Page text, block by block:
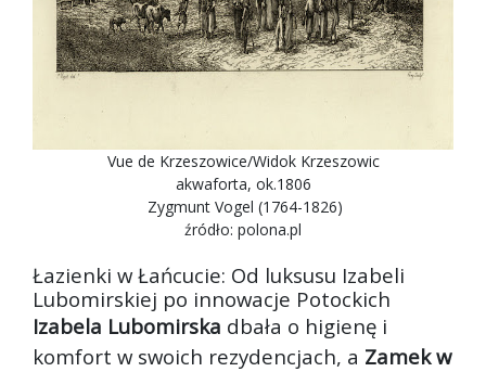
Vue de Krzeszowice/Widok Krzeszowic
akwaforta, ok.1806
Zygmunt Vogel (1764-1826)
źródło: polona.pl
Łazienki w Łańcucie: Od luksusu Izabeli
Lubomirskiej po innowacje Potockich
Izabela Lubomirska dbała o higienę i
komfort w swoich rezydencjach, a Zamek w